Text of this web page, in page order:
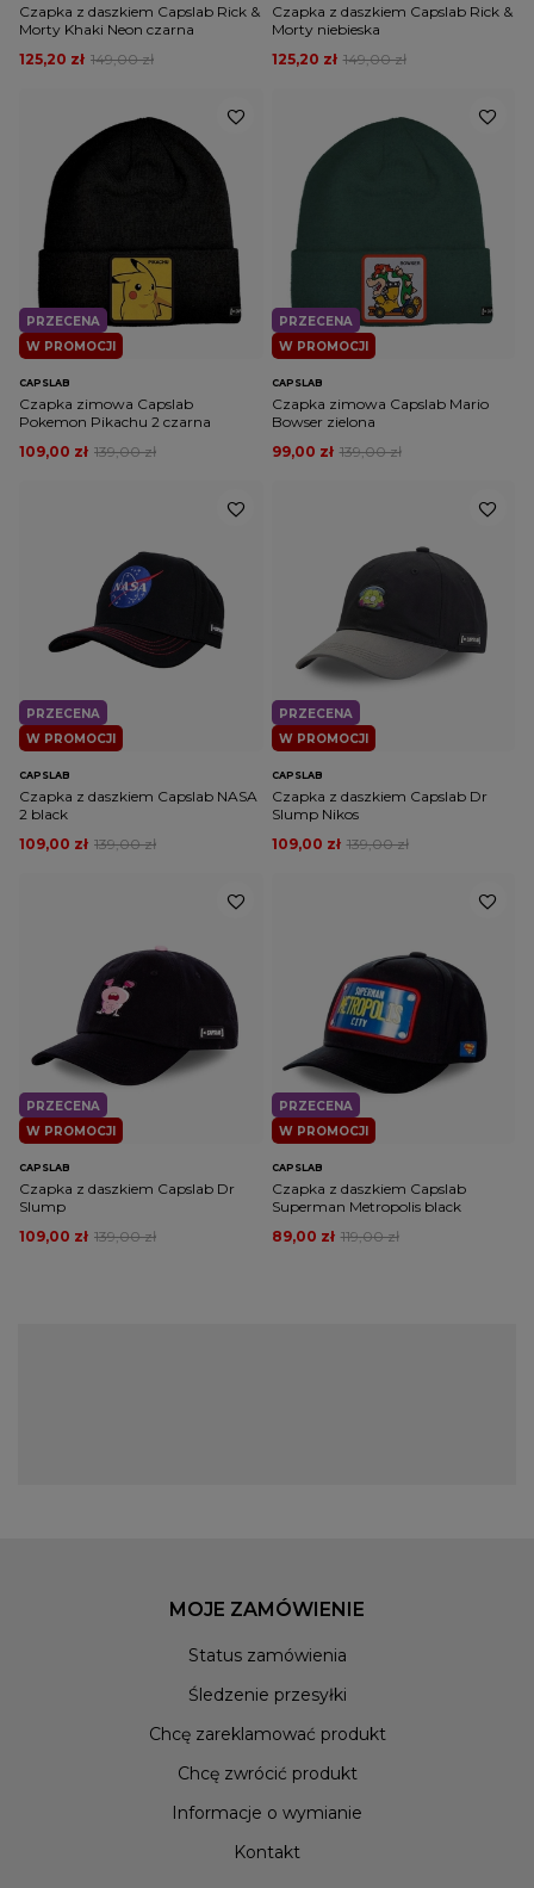
Czapka z daszkiem Capslab Rick &
Morty Khaki Neon czarna
149,00 zł
125,20 zł
Czapka z daszkiem Capslab Rick &
Morty niebieska
149,00 zł
125,20 zł
W PROMOCJI
PRZECENA
CAPSLAB
Czapka zimowa Capslab
Pokemon Pikachu 2 czarna
139,00 zł
109,00 zł
W PROMOCJI
PRZECENA
CAPSLAB
Czapka zimowa Capslab Mario
Bowser zielona
139,00 zł
99,00 zł
W PROMOCJI
PRZECENA
CAPSLAB
Czapka z daszkiem Capslab NASA
2 black
139,00 zł
109,00 zł
W PROMOCJI
PRZECENA
CAPSLAB
Czapka z daszkiem Capslab Dr
Slump Nikos
139,00 zł
109,00 zł
W PROMOCJI
PRZECENA
CAPSLAB
Czapka z daszkiem Capslab Dr
Slump
139,00 zł
109,00 zł
W PROMOCJI
PRZECENA
CAPSLAB
Czapka z daszkiem Capslab
Superman Metropolis black
119,00 zł
89,00 zł
wyjątkowe i oryginalne akcesorium.
Capslab - moda ulicy inspirowana
Z nami będziesz prezentować się już zawsze modnie i stylowo.
marki Capslab już na stałe wpisały się w modę ulicy i są
doskonałym sposobem na podkreślenie oryginalnego outfitu,
MOJE ZAMÓWIENIE
Status zamówienia
Śledzenie przesyłki
Chcę zareklamować produkt
Chcę zwrócić produkt
Informacje o wymianie
Kontakt